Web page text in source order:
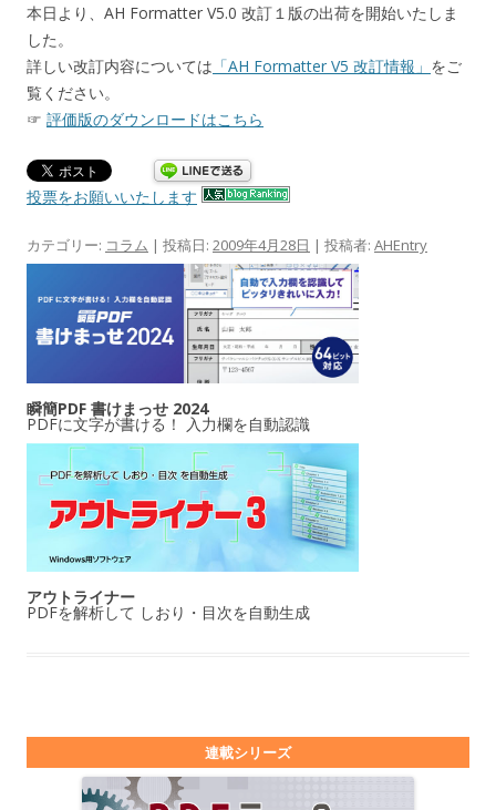
本日より、AH Formatter V5.0 改訂１版の出荷を開始いたしま
した。
詳しい改訂内容については 「AH Formatter V5 改訂情報」 をご
覧ください。
☞ 評価版のダウンロードはこちら
投票をお願いいたします
カテゴリー: コラム | 投稿日: 2009年4月28日 | 投稿者: AHEntry
瞬簡PDF 書けまっせ 2024
PDFに文字が書ける！ 入力欄を自動認識
アウトライナー
PDFを解析して しおり・目次を自動生成
連載シリーズ